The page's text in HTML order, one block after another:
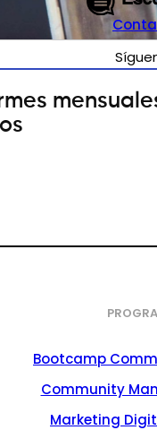
Bootcamp
Community
Marketing